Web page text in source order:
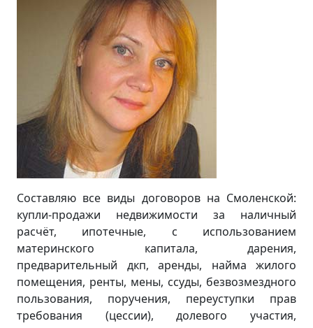
Составляю все виды договоров на Смоленской:
купли-продажи недвижимости за наличный
расчёт, ипотечные, с использованием
материнского капитала, дарения,
предварительный дкп, аренды, найма жилого
помещения, ренты, мены, ссуды, безвозмездного
пользования, поручения, переуступки прав
требования (цессии), долевого участия,